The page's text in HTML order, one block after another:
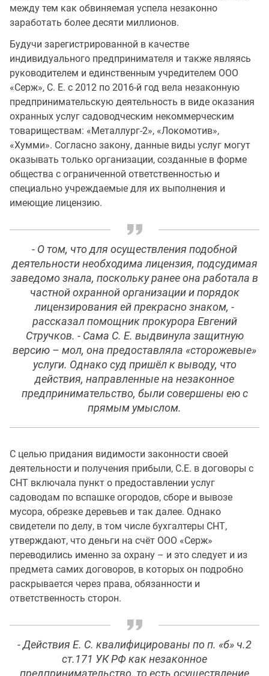
между тем как обвиняемая успела незаконно
заработать более десяти миллионов.
Будучи зарегистрированной в качестве
индивидуального предпринимателя и также являясь
руководителем и единственным учредителем ООО
«Серж», С. Е. с 2012 по 2016-й год вела незаконную
предпринимательскую деятельность в виде оказания
охранных услуг садоводческим некоммерческим
товариществам: «Металлург-2», «Локомотив»,
«Хумми». Согласно закону, данные виды услуг могут
оказывать только организации, созданные в форме
общества с ограниченной ответственностью и
специально учреждаемые для их выполнения и
имеющие лицензию.
- О том, что для осуществления подобной
деятельности необходима лицензия, подсудимая
заведомо знала, поскольку ранее она работала в
частной охранной организации и порядок
лицензирования ей прекрасно знаком, -
рассказал помощник прокурора Евгений
Стручков. - Сама С. Е. выдвинула защитную
версию – мол, она предоставляла «сторожевые»
услуги. Однако суд пришёл к выводу, что
действия, направленные на незаконное
предпринимательство, были совершены ею с
прямым умыслом.
С целью придания видимости законности своей
деятельности и получения прибыли, С.Е. в договоры с
СНТ включала пункт о предоставлении услуг
садоводам по вспашке огородов, сборе и вывозе
мусора, обрезке деревьев и так далее. Однако
свидетели по делу, в том числе бухгалтеры СНТ,
утверждают, что деньги на счёт ООО «Серж»
переводились именно за охрану – и это следует и из
предмета самих договоров, в которых он подробно
раскрывается через права, обязанности и
ответственность сторон.
- Действия Е. С. квалифицированы по п. «б» ч.2
ст.171 УК РФ как незаконное
предпринимательство, то есть осуществление